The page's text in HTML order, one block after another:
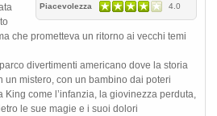
Piacevolezza 4.0
che prometteva un ritorno ai vecchi temi
divertimenti americano dove la storia
un mistero, con un bambino dai poteri
come l’infanzia, la giovinezza perduta,
le sue magie e i suoi dolori